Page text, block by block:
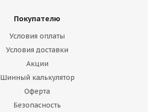
Покупателю
Условия оплаты
Условия доставки
Акции
Шинный калькулятор
Оферта
Безопасность